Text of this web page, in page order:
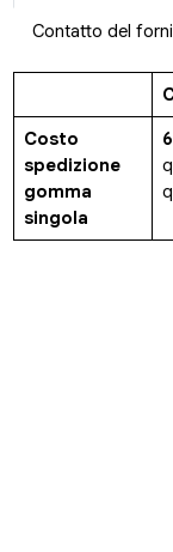
Contatto del
Costo
spedizione
gomma
singola